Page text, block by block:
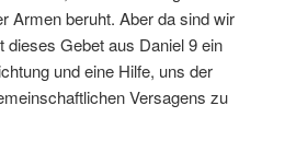
Armen beruht. Aber da sind wir
dieses Gebet aus Daniel 9 ein
und eine Hilfe, uns der
Versagens zu